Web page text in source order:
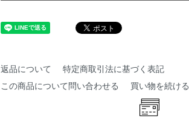
返品について
特定商取引法に基づく表記
この商品について問い合わせる
買い物を続ける